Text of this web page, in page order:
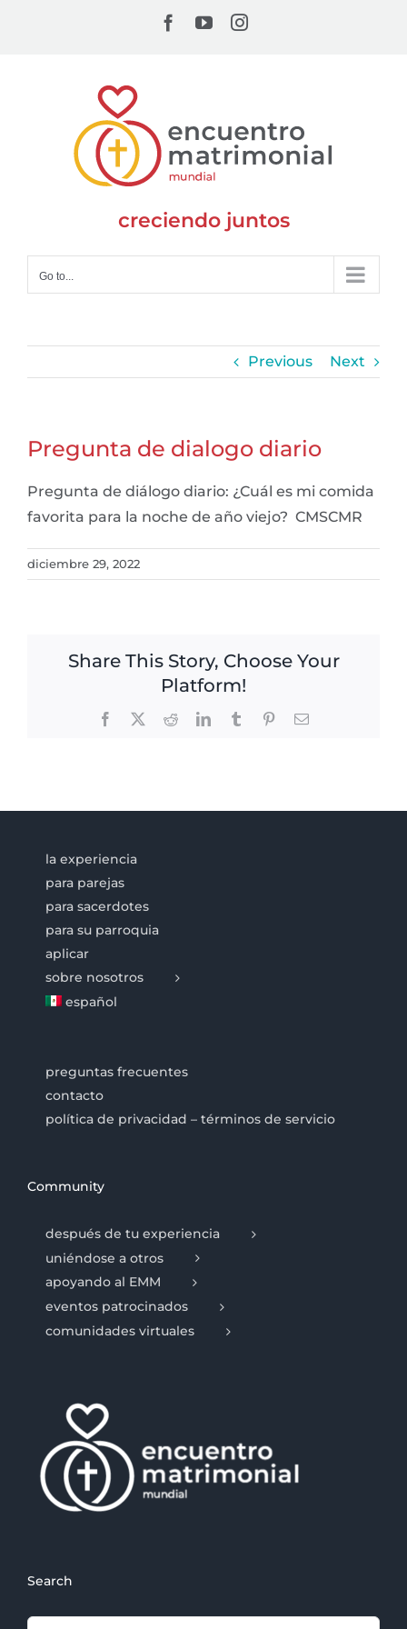
Facebook
YouTubeInstagram
creciendo juntos
Go to...
Previous Next
Pregunta de dialogo diario
Pregunta de diálogo diario: ¿Cuál es mi comida
favorita para la noche de año viejo? CMSCMR
diciembre 29, 2022
Share This Story, Choose Your
Platform!
Facebook RedditLinkedInTumblr PinterestEmail
la experiencia
para parejas
para sacerdotes
para su parroquia
aplicar
sobre nosotros
español
preguntas frecuentes
contacto
política de privacidad – términos de servicio
Community
después de tu experiencia
uniéndose a otros
apoyando al EMM
eventos patrocinados
comunidades virtuales
Search